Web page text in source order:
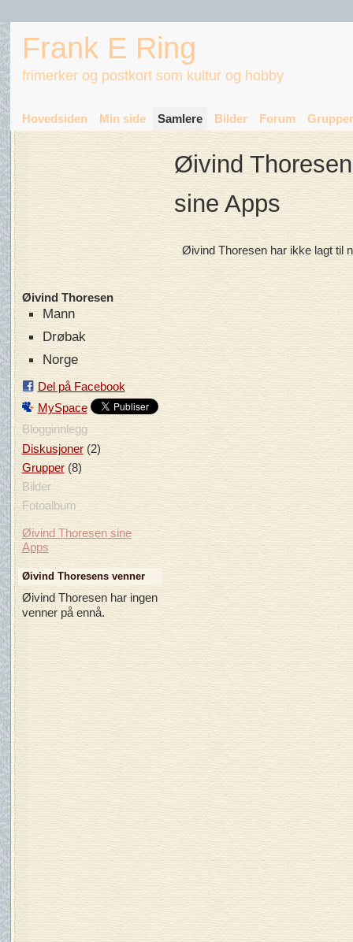
Frank E Ring
frimerker og postkort som kultur og hobby
Hovedsiden Min side Samlere Bilder Forum Grupper
Øivind Thoresen
Mann
Drøbak
Norge
Del på Facebook
MySpace
Blogginnlegg
Diskusjoner(2)
Grupper(8)
Bilder
Fotoalbum
Øivind Thoresen sine
Apps
Øivind Thoresens venner
Øivind Thoresen har ingen
venner på ennå.
Øivind Thoresen
sine Apps
Øivind Thoresen har ikke lagt til